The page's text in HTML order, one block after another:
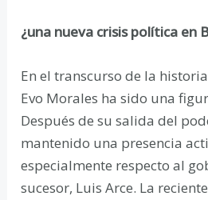
¿una nueva crisis política en
En el transcurso de la
Evo Morales ha sido una
Después de su salida del
mantenido una presencia
especialmente respecto al
sucesor, Luis Arce. La